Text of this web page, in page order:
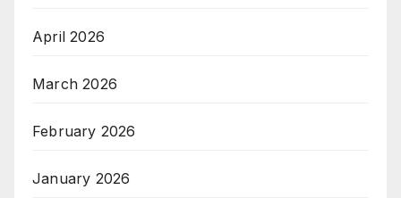
April 2026
March 2026
February 2026
January 2026